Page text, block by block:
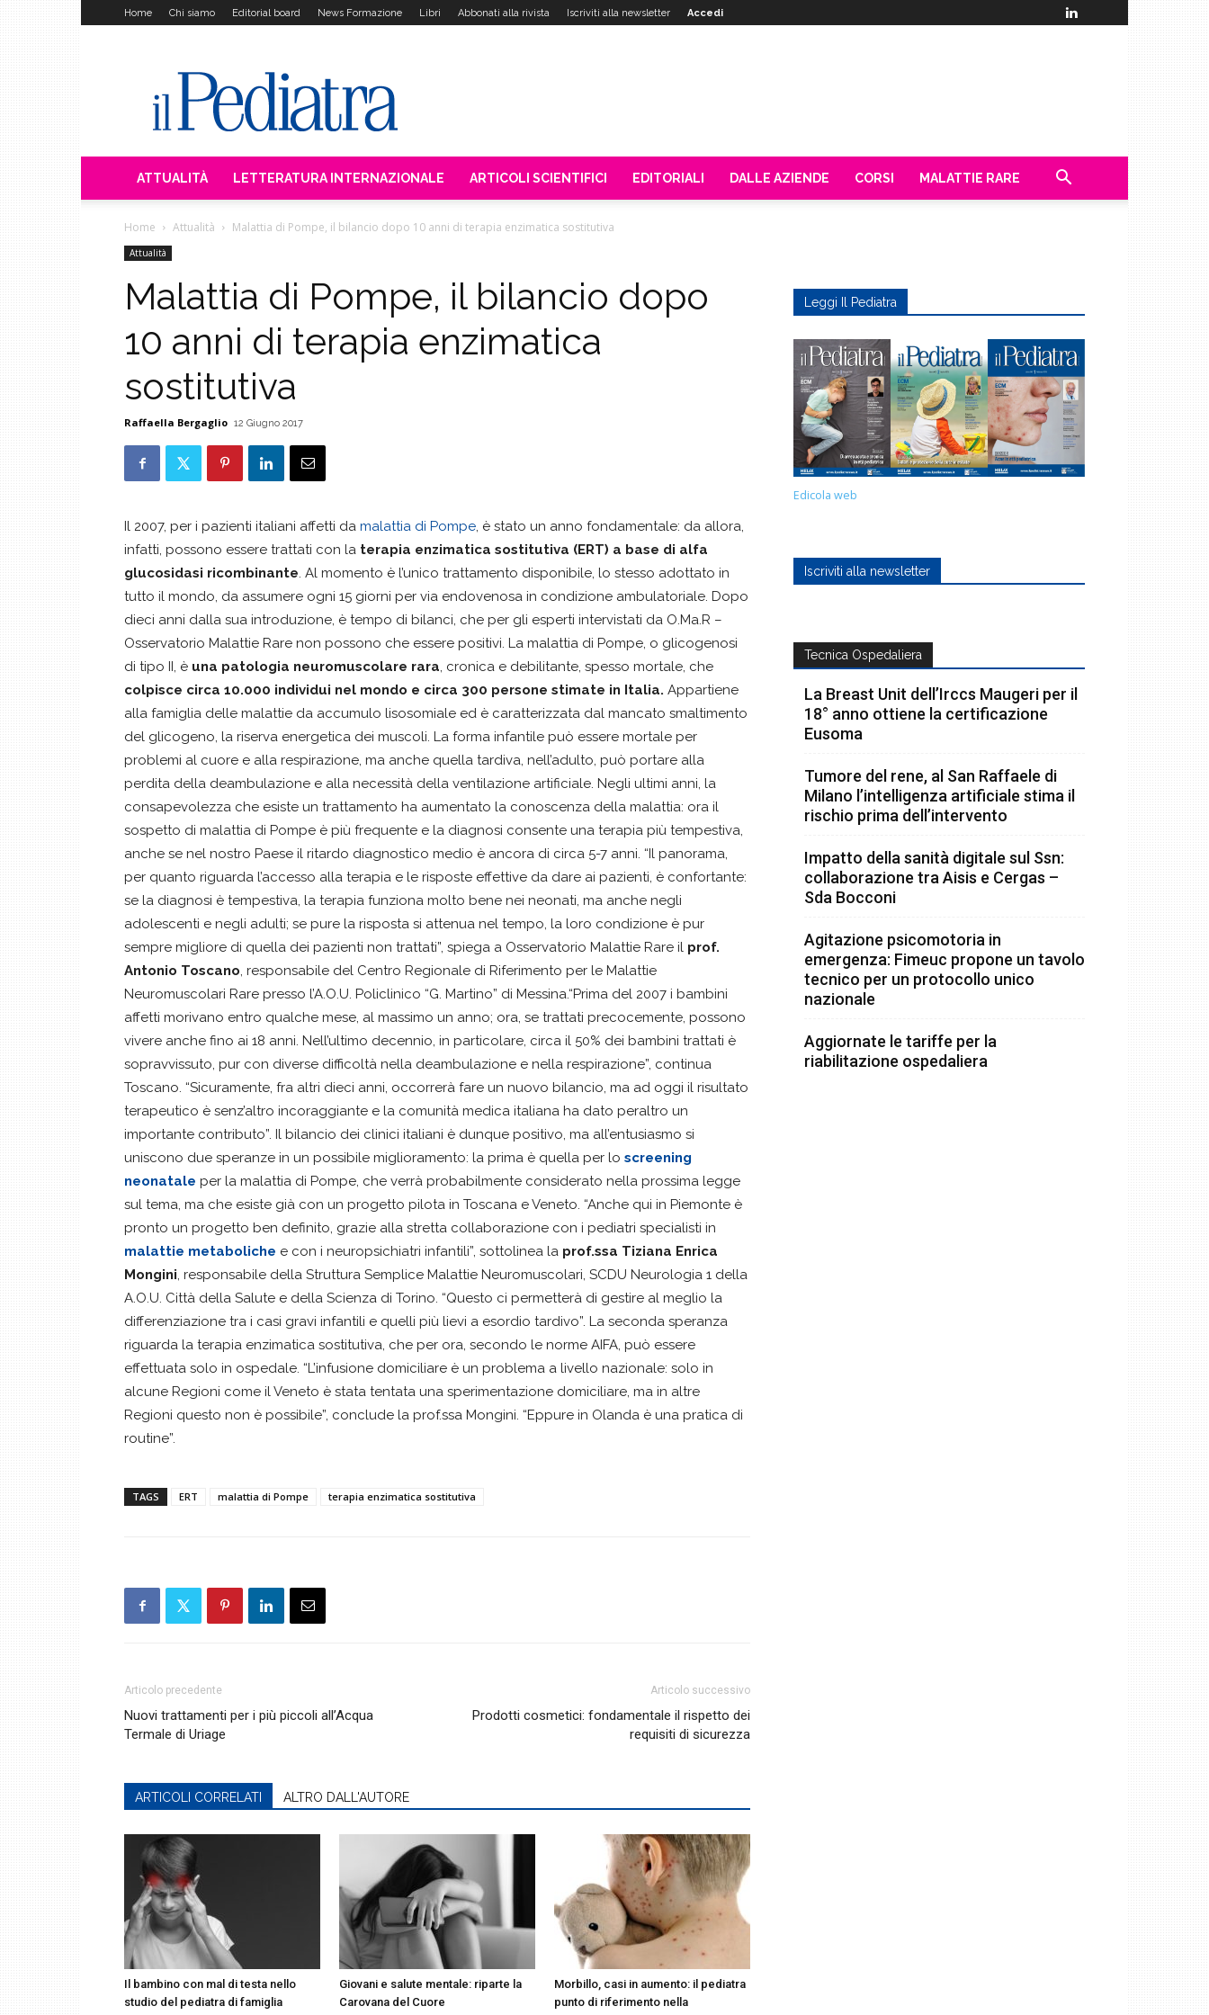
Home Chi siamo Editorial board News Formazione Libri Abbonati alla rivista Iscriviti alla newsletter Accedi
Pediatra
ATTUALITÀ LETTERATURA INTERNAZIONALE ARTICOLI SCIENTIFICI EDITORIALI DALLE AZIENDE CORSI MALATTIE RARE
Home Attualità Malattia di Pompe, il bilancio dopo 10 anni di terapia enzimatica sostitutiva
Attualità
Malattia di Pompe, il bilancio dopo
10 anni di terapia enzimatica
sostitutiva
Raffaella Bergaglio 12 Giugno 2017
Il 2007, per i pazienti italiani affetti da malattia di Pompe, è stato un anno fondamentale: da allora,
infatti, possono essere trattati con la terapia enzimatica sostitutiva (ERT) a base di alfa
glucosidasi ricombinante. Al momento è l’unico trattamento disponibile, lo stesso adottato in
tutto il mondo, da assumere ogni 15 giorni per via endovenosa in condizione ambulatoriale. Dopo
dieci anni dalla sua introduzione, è tempo di bilanci, che per gli esperti intervistati da O.Ma.R –
Osservatorio Malattie Rare non possono che essere positivi. La malattia di Pompe, o glicogenosi
di tipo II, è una patologia neuromuscolare rara, cronica e debilitante, spesso mortale, che
colpisce circa 10.000 individui nel mondo e circa 300 persone stimate in Italia. Appartiene
alla famiglia delle malattie da accumulo lisosomiale ed è caratterizzata dal mancato smaltimento
del glicogeno, la riserva energetica dei muscoli. La forma infantile può essere mortale per
problemi al cuore e alla respirazione, ma anche quella tardiva, nell’adulto, può portare alla
perdita della deambulazione e alla necessità della ventilazione artificiale. Negli ultimi anni, la
consapevolezza che esiste un trattamento ha aumentato la conoscenza della malattia: ora il
sospetto di malattia di Pompe è più frequente e la diagnosi consente una terapia più tempestiva,
anche se nel nostro Paese il ritardo diagnostico medio è ancora di circa 5-7 anni. “Il panorama,
per quanto riguarda l’accesso alla terapia e le risposte effettive da dare ai pazienti, è confortante:
se la diagnosi è tempestiva, la terapia funziona molto bene nei neonati, ma anche negli
adolescenti e negli adulti; se pure la risposta si attenua nel tempo, la loro condizione è pur
sempre migliore di quella dei pazienti non trattati”, spiega a Osservatorio Malattie Rare il prof.
Antonio Toscano, responsabile del Centro Regionale di Riferimento per le Malattie
Neuromuscolari Rare presso l’A.O.U. Policlinico “G. Martino” di Messina.“Prima del 2007 i bambini
affetti morivano entro qualche mese, al massimo un anno; ora, se trattati precocemente, possono
vivere anche fino ai 18 anni. Nell’ultimo decennio, in particolare, circa il 50% dei bambini trattati è
sopravvissuto, pur con diverse difficoltà nella deambulazione e nella respirazione”, continua
Toscano. “Sicuramente, fra altri dieci anni, occorrerà fare un nuovo bilancio, ma ad oggi il risultato
terapeutico è senz’altro incoraggiante e la comunità medica italiana ha dato peraltro un
importante contributo”. Il bilancio dei clinici italiani è dunque positivo, ma all’entusiasmo si
uniscono due speranze in un possibile miglioramento: la prima è quella per lo screening
neonatale per la malattia di Pompe, che verrà probabilmente considerato nella prossima legge
sul tema, ma che esiste già con un progetto pilota in Toscana e Veneto. “Anche qui in Piemonte è
pronto un progetto ben definito, grazie alla stretta collaborazione con i pediatri specialisti in
malattie metaboliche e con i neuropsichiatri infantili”, sottolinea la prof.ssa Tiziana Enrica
Mongini, responsabile della Struttura Semplice Malattie Neuromuscolari, SCDU Neurologia 1 della
A.O.U. Città della Salute e della Scienza di Torino. “Questo ci permetterà di gestire al meglio la
differenziazione tra i casi gravi infantili e quelli più lievi a esordio tardivo”. La seconda speranza
riguarda la terapia enzimatica sostitutiva, che per ora, secondo le norme AIFA, può essere
effettuata solo in ospedale. “L’infusione domiciliare è un problema a livello nazionale: solo in
alcune Regioni come il Veneto è stata tentata una sperimentazione domiciliare, ma in altre
Regioni questo non è possibile”, conclude la prof.ssa Mongini. “Eppure in Olanda è una pratica di
routine”.
TAGS ERT malattia di Pompe terapia enzimatica sostitutiva
Articolo precedente
Nuovi trattamenti per i più piccoli all’Acqua
Termale di Uriage
Articolo successivo
Prodotti cosmetici: fondamentale il rispetto dei
requisiti di sicurezza
ARTICOLI CORRELATI ALTRO DALL'AUTORE
Il bambino con mal di testa nello
studio del pediatra di famiglia
Giovani e salute mentale: riparte la
Carovana del Cuore
Morbillo, casi in aumento: il pediatra
punto di riferimento nella
Leggi Il Pediatra
Edicola web
Iscriviti alla newsletter
Tecnica Ospedaliera
La Breast Unit dell’Irccs Maugeri per il
18° anno ottiene la certificazione
Eusoma
Tumore del rene, al San Raffaele di
Milano l’intelligenza artificiale stima il
rischio prima dell’intervento
Impatto della sanità digitale sul Ssn:
collaborazione tra Aisis e Cergas –
Sda Bocconi
Agitazione psicomotoria in
emergenza: Fimeuc propone un tavolo
tecnico per un protocollo unico
nazionale
Aggiornate le tariffe per la
riabilitazione ospedaliera